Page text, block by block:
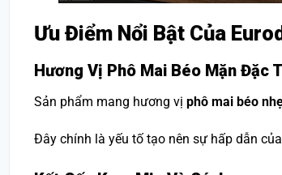
Ưu Điểm Nổi Bật Của
Hương Vị Phô Mai Béo Mặn Đặc
Sản phẩm mang hương vị phô mai béo
Đây chính là yếu tố tạo nên sự hấp dẫn